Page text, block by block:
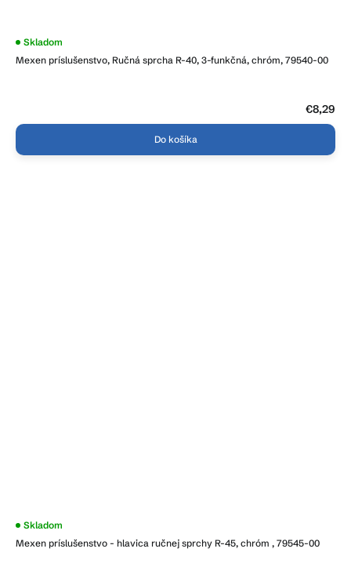
Mexen príslušenstvo, Ručná sprcha R-40, 3-funkčná, chróm, 79540-00
Skladom
€8,29
Do košíka
Mexen príslušenstvo - hlavica ručnej sprchy R-45, chróm , 79545-00
Skladom